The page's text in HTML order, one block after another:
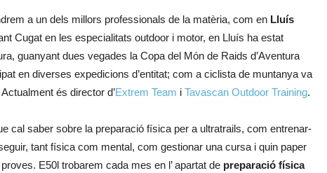
a un dels millors professionals de la matèria, com en Lluís
Cugat en les especialitats outdoor i motor, en Lluís ha estat
guanyant dues vegades la Copa del Món de Raids d’Aventura
en diverses expedicions d’entitat; com a ciclista de muntanya va
és director d’Extrem Team i Tavascan Outdoor Training.
cal saber sobre la preparació física per a ultratrails, com entrenar-
tant física com mental, com gestionar una cursa i quin paper
E50l trobarem cada mes en l’ apartat de preparació física